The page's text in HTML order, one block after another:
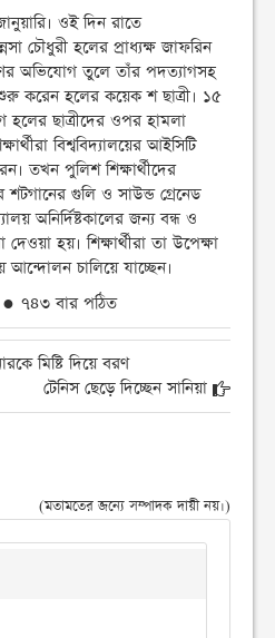
ওই দিন রাতে
চৌধুরী হলের প্রাধ্যক্ষ জাফরিন
অভিযোগ তুলে তাঁর পদত্যাগসহ
করেন হলের কয়েক শ ছাত্রী। ১৫
হলের ছাত্রীদের ওপর হামলা
বিশ্ববিদ্যালয়ের আইসিটি
তখন পুলিশ শিক্ষার্থীদের
শটগানের গুলি ও সাউন্ড গ্রেনেড
অনির্দিষ্টকালের জন্য বন্ধ ও
হয়। শিক্ষার্থীরা তা উপেক্ষা
আন্দোলন চালিয়ে যাচ্ছেন।
৭৪৩ বার পঠিত
মিষ্টি দিয়ে বরণ
টেনিস ছেড়ে দিচ্ছেন সানিয়া
(মতামতের জন্যে সম্পাদক দায়ী নয়।)